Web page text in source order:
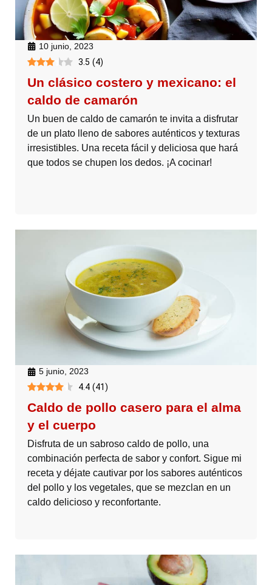
10 junio, 2023
3.5 (4)
Un clásico costero y mexicano: el
caldo de camarón
Un buen de caldo de camarón te invita a disfrutar
de un plato lleno de sabores auténticos y texturas
irresistibles. Una receta fácil y deliciosa que hará
que todos se chupen los dedos. ¡A cocinar!
5 junio, 2023
4.4 (41)
Caldo de pollo casero para el alma
y el cuerpo
Disfruta de un sabroso caldo de pollo, una
combinación perfecta de sabor y confort. Sigue mi
receta y déjate cautivar por los sabores auténticos
del pollo y los vegetales, que se mezclan en un
caldo delicioso y reconfortante.